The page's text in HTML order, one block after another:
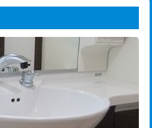
現場見積
価格です。
め戻し作
11,000円
・HI）使
33,000円
・HI）使
+3,300円
33,000円
・清掃・修
11,000円